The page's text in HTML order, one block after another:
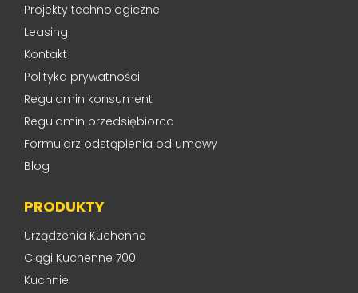
Projekty technologiczne
Leasing
Kontakt
Polityka prywatności
Regulamin konsument
Regulamin przedsiębiorca
Formularz odstąpienia od umowy
Blog
PRODUKTY
Urządzenia Kuchenne
Ciągi Kuchenne 700
Kuchnie